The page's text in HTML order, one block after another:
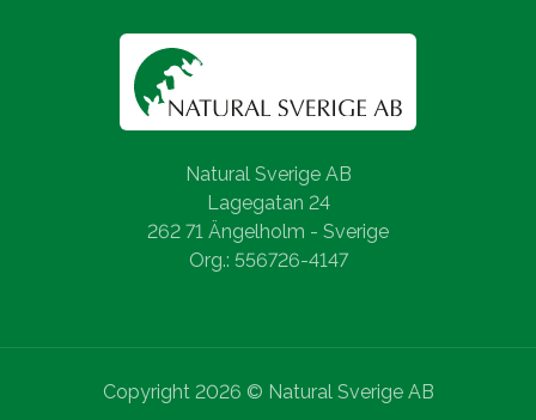
Natural Sverige AB
Lagegatan 24
262 71 Ängelholm - Sverige
Org.: 556726-4147
Copyright 2026 © Natural Sverige AB